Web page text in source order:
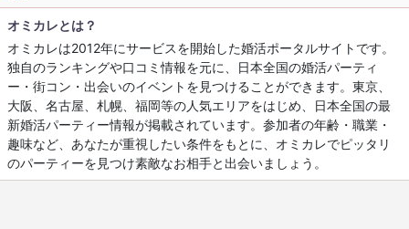
オミカレとは？
オミカレは2012年にサービスを開始した婚活ポータルサイトです。
独自のランキングや口コミ情報を元に、日本全国の婚活パーティ
ー・街コン・出会いのイベントを見つけることができます。東京、
大阪、名古屋、札幌、福岡等の人気エリアをはじめ、日本全国の最
新婚活パーティー情報が掲載されています。参加者の年齢・職業・
趣味など、あなたが重視したい条件をもとに、オミカレでピッタリ
のパーティーを見つけ素敵なお相手と出会いましょう。